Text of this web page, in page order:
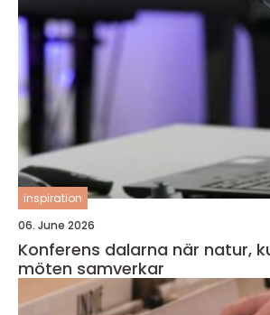
inspiration
06. June 2026
Konferens dalarna när natur, kultur och
möten samverkar